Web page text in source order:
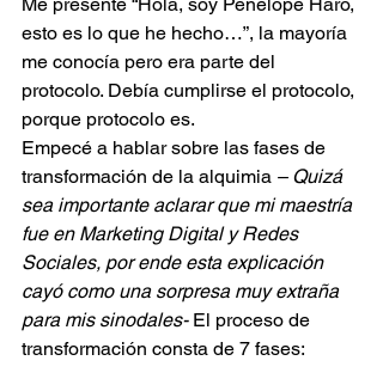
esto es lo que he hecho…”, la mayoría
me conocía pero era parte del
protocolo. Debía cumplirse el protocolo,
porque protocolo es.
Empecé a hablar sobre las fases de
transformación de la alquimia – Quizá
sea importante aclarar que mi maestría
fue en Marketing Digital y Redes
Sociales, por ende esta explicación
cayó como una sorpresa muy extraña
para mis sinodales- El proceso de
transformación consta de 7 fases: